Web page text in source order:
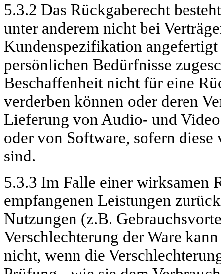
5.3.2 Das Rückgaberecht
unter anderem nicht bei
Kundenspezifikation
persönlichen Bedürfnisse
Beschaffenheit nicht für eine
verderben können oder deren
Lieferung von Audio- und
oder von Software, sofern
sind.
5.3.3 Im Falle einer wirksamen
empfangenen Leistungen
Nutzungen (z.B.
Verschlechterung der Ware
nicht, wenn die